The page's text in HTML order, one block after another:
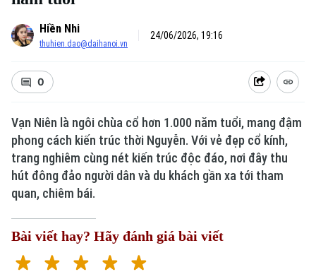
Hiền Nhi
thuhien.dao@daihanoi.vn
24/06/2026, 19:16
0
Vạn Niên là ngôi chùa cổ hơn 1.000 năm tuổi, mang đậm
phong cách kiến trúc thời Nguyễn. Với vẻ đẹp cổ kính,
trang nghiêm cùng nét kiến trúc độc đáo, nơi đây thu
hút đông đảo người dân và du khách gần xa tới tham
quan, chiêm bái.
Bài viết hay? Hãy đánh giá bài viết